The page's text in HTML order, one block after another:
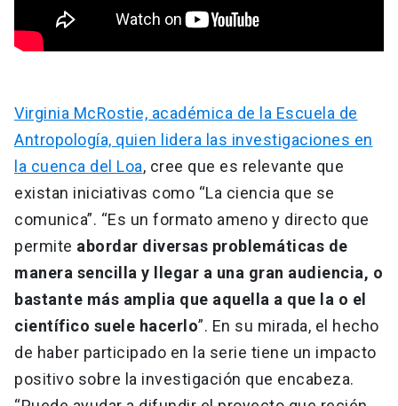
Virginia McRostie, académica de la Escuela de
Antropología, quien lidera las investigaciones en
la cuenca del Loa, cree que es relevante que
existan iniciativas como “La ciencia que se
comunica”. “Es un formato ameno y directo que
permite abordar diversas problemáticas de
manera sencilla y llegar a una gran audiencia, o
bastante más amplia que aquella a que la o el
científico suele hacerlo”. En su mirada, el hecho
de haber participado en la serie tiene un impacto
positivo sobre la investigación que encabeza.